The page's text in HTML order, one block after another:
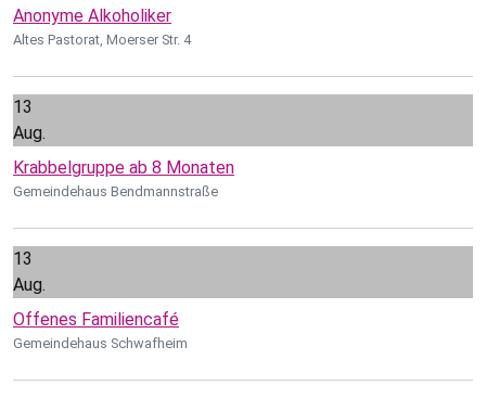
Anonyme Alkoholiker
Altes Pastorat, Moerser Str. 4
13
Aug.
Krabbelgruppe ab 8 Monaten
Gemeindehaus Bendmannstraße
13
Aug.
Offenes Familiencafé
Gemeindehaus Schwafheim